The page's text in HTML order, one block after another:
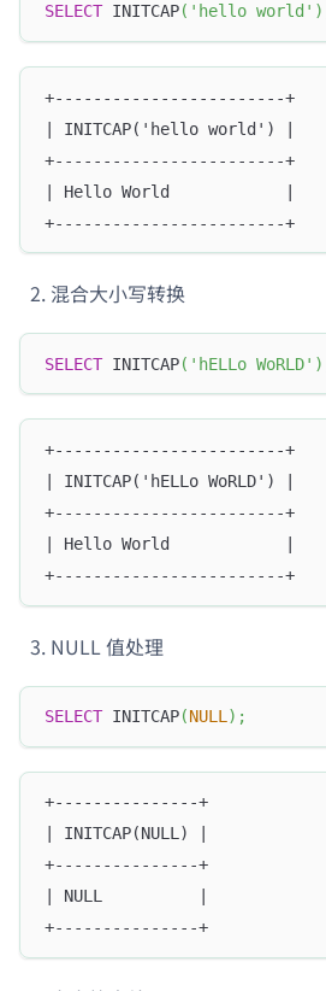
SELECT INITCAP( 'hello world' )
+------------------------+
| INITCAP('hello world') |
+------------------------+
| Hello World            |
+------------------------+
混合大小写转换
SELECT INITCAP( 'hELLo WoRLD' )
+------------------------+
| INITCAP('hELLo WoRLD') |
+------------------------+
| Hello World            |
+------------------------+
NULL 值处理
SELECT INITCAP(NULL ) ;
+---------------+
| INITCAP(NULL) |
+---------------+
| NULL          |
+---------------+